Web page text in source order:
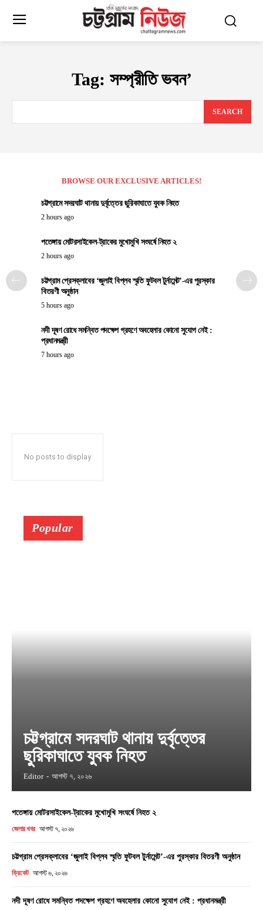
Tag: সম্প্রীতি ভবন’
SEARCH
BROWSE OUR EXCLUSIVE ARTICLES!
চট্টগ্রামে সদরঘাট থানায় দুর্বৃত্তের ছুরিকাঘাতে যুবক নিহত
2 hours ago
পতেঙ্গায় মোটরসাইকেল-ট্রাকের মুখোমুখি সংঘর্ষে নিহত ২
2 hours ago
চট্টগ্রাম প্রেসক্লাবের ‘জুলাই বিপ্লব স্মৃতি ফুটবল টুর্নামেন্ট’-এর পুরস্কার
বিতরণী অনুষ্ঠান
5 hours ago
নদী দূষণ রোধে সমন্বিত পদক্ষেপ গ্রহণে অবহেলার কোনো সুযোগ নেই :
প্রধানমন্ত্রী
7 hours ago
No posts to display
Popular
চট্টগ্রামে সদরঘাট থানায় দুর্বৃত্তের
ছুরিকাঘাতে যুবক নিহত
Editor - আগস্ট ৭, ২০২৬
পতেঙ্গায় মোটরসাইকেল-ট্রাকের মুখোমুখি সংঘর্ষে নিহত ২
জেলার খবর আগস্ট ৭, ২০২৬
চট্টগ্রাম প্রেসক্লাবের ‘জুলাই বিপ্লব স্মৃতি ফুটবল টুর্নামেন্ট’-এর পুরস্কার বিতরণী অনুষ্ঠান
ক্রিকেট আগস্ট ৬, ২০২৬
নদী দূষণ রোধে সমন্বিত পদক্ষেপ গ্রহণে অবহেলার কোনো সুযোগ নেই : প্রধানমন্ত্রী